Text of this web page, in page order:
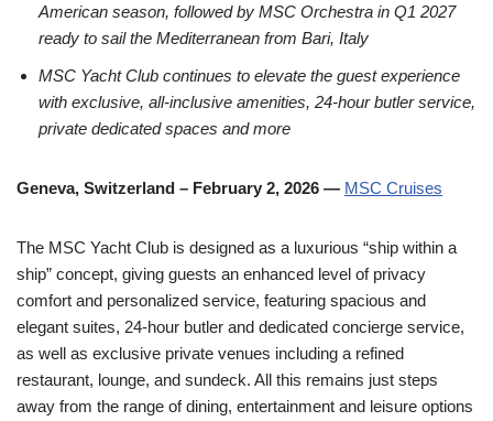
American season, followed by MSC Orchestra in Q1 2027
ready to sail the Mediterranean from Bari, Italy
MSC Yacht Club continues to elevate the guest experience
with exclusive, all‑inclusive amenities, 24‑hour butler service,
private dedicated spaces and more
Geneva, Switzerland – February 2, 2026 — MSC Cruises
The MSC Yacht Club is designed as a luxurious “ship within a
ship” concept, giving guests an enhanced level of privacy
comfort and personalized service, featuring spacious and
elegant suites, 24‑hour butler and dedicated concierge service,
as well as exclusive private venues including a refined
restaurant, lounge, and sundeck. All this remains just steps
away from the range of dining, entertainment and leisure options